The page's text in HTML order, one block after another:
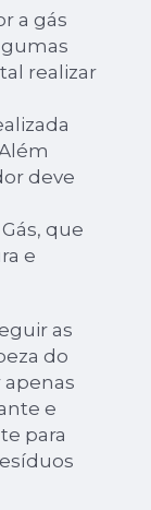
a gás
realizar
deve
que
e
as
do
apenas
e
para